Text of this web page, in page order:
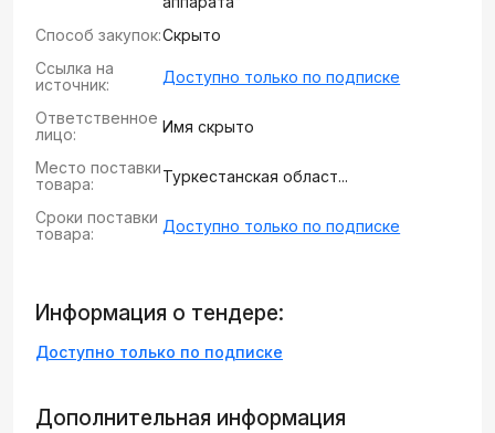
Способ закупок:Скрыто
Ссылка на
источник:
Доступно только по подписке
Ответственное
лицо:
Имя скрыто
Место поставки
товара:
Туркестанская област...
Сроки поставки
товара:
Доступно только по подписке
Информация о тендере:
Доступно только по подписке
Дополнительная информация